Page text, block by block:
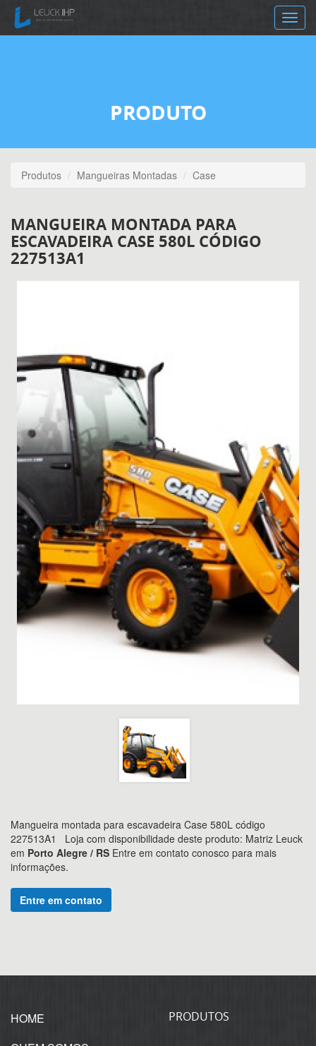
Toggle
PRODUTO
Produtos Mangueiras Montadas Case
MANGUEIRA MONTADA PARA
ESCAVADEIRA CASE 580L CÓDIGO
227513A1
Mangueira montada para escavadeira Case 580L código
227513A1
Loja com disponibilidade deste produto: Matriz Leuck
em Porto Alegre / RS Entre em contato conosco para mais
informações.
Entre em contato
HOME
PRODUTOS